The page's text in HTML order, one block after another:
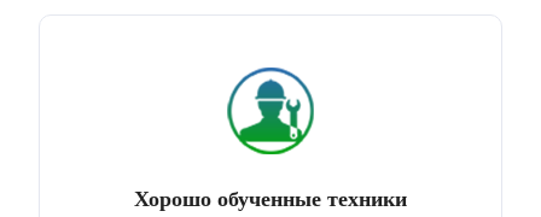
Хорошо обученные техники